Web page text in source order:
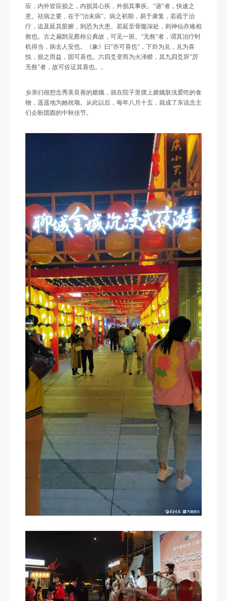
应，内外皆应损之，内损其心疾，外损其事疾。“遄”者，快速之
意。祛病之要，在于“治未病”。病之初期，易于康复，若疏于治
疗，迨及延其脏腑，则恐为大患。若延至骨髓深处，则神仙亦难相
救也。古之扁鹊见蔡桓公典故，可见一斑。“无咎”者，谓其治疗时
机得当，病去人安也。《象》曰“亦可喜也”，下卦为兑，兑为喜
悦，损之而益，固可喜也。六四爻变而为火泽睽，其九四爻辞“厉
无咎”者，故可佐证其喜也。。
乡亲们很想念秀美良善的嫦娥，就在院子里摆上嫦娥肤浅爱吃的食
物，遥遥地为她祝颂。从此以后，每年八月十五，就成了东说念主
们企盼团圆的中秋佳节。